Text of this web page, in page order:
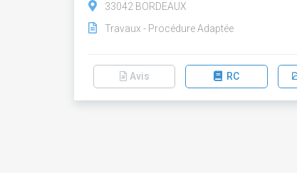
33042 BORDEAUX
Travaux - Procédure Adaptée
Avis RC